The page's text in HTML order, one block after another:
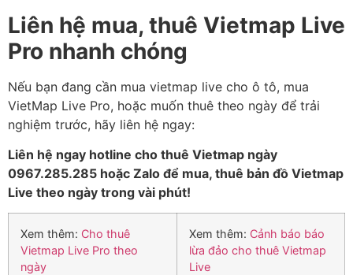
Liên hệ mua, thuê Vietmap Live
Pro nhanh chóng
Nếu bạn đang cần mua vietmap live cho ô tô, mua
VietMap Live Pro, hoặc muốn thuê theo ngày để trải
nghiệm trước, hãy liên hệ ngay:
Liên hệ ngay hotline cho thuê Vietmap ngày
0967.285.285 hoặc Zalo để mua, thuê bản đồ Vietmap
Live theo ngày trong vài phút!
Xem thêm: Cho thuê
Vietmap Live Pro theo
ngày
Xem thêm: Cảnh báo báo
lừa đảo cho thuê Vietmap
Live